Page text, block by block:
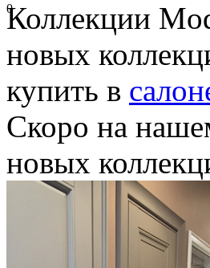
0
Коллекции
новых
купить в
Скоро на
новых